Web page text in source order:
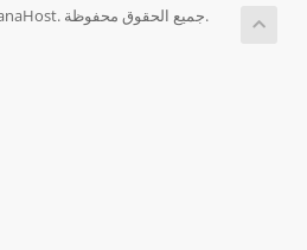
حقوق الطبع والنشر © 2026 RanaHost. جميع الحقوق محفوظة.